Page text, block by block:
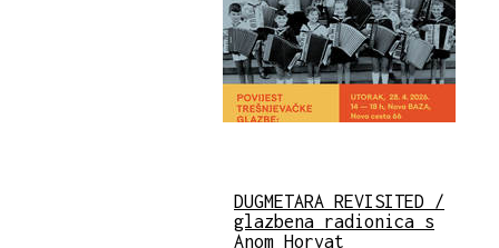
DUGMETARA REVISITED /
glazbena radionica s
Anom Horvat